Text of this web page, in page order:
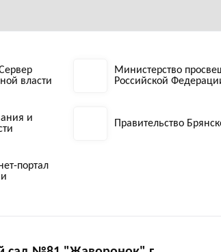
власти
Министерство
Российской
и
Правительство
портал